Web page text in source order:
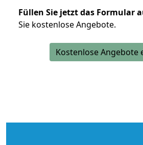
Füllen Sie jetzt das Formular
Sie kostenlose Angebote.
Kostenlose Angebote